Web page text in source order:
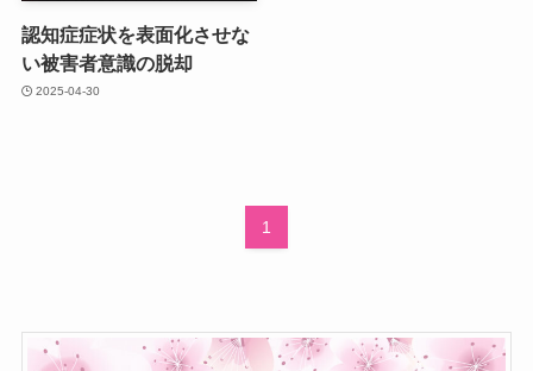
認知症症状を表面化させな
い被害者意識の脱却
2025-04-30
1